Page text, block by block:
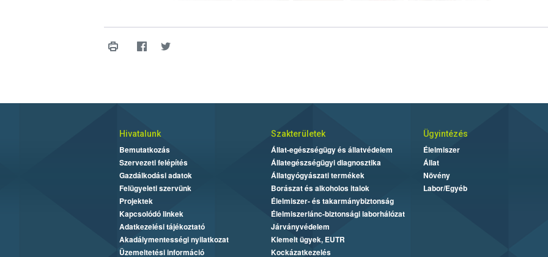
Hivatalunk
Bemutatkozás
Szervezeti felépítés
Gazdálkodási adatok
Felügyeleti szervünk
Projektek
Kapcsolódó linkek
Adatkezelési tájékoztató
Akadálymentességi nyilatkozat
Üzemeltetési információ
Szakterületek
Állat-egészségügy és állatvédelem
Állategészségügyi diagnosztika
Állatgyógyászati termékek
Borászat és alkoholos italok
Élelmiszer- és takarmánybiztonság
Élelmiszerlánc-biztonsági laborhálózat
Járványvédelem
Kiemelt ügyek, EUTR
Kockázatkezelés
Ügyintézés
Élelmiszer
Állat
Növény
Labor/Egyéb